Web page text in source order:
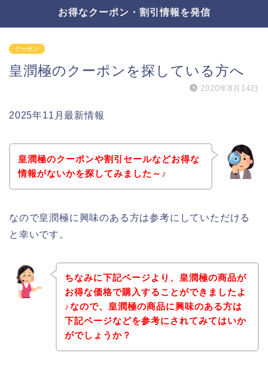
お得なクーポン・割引情報を発信
クーポン
皇潤極のクーポンを探している方へ
2020年8月14日
2025年11月最新情報
皇潤極のクーポンや割引セールなどお得な
情報がないかを探してみました～♪
なので皇潤極に興味のある方は参考にしていただける
と幸いです。
ちなみに下記ページより、皇潤極の商品が
お得な価格で購入することができましたよ
♪なので、皇潤極の商品に興味のある方は
下記ページなどを参考にされてみてはいか
がでしょうか？